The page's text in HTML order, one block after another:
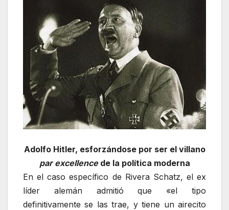
Adolfo Hitler, esforzándose por ser el villano
par excellencede la política moderna
En el caso específico de Rivera Schatz, el ex
líder alemán admitió que «el tipo
definitivamente se las trae, y tiene un airecito